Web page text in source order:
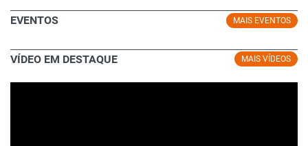
MAIS EVENTOS
EVENTOS
MAIS VÍDEOS
VÍDEO EM DESTAQUE